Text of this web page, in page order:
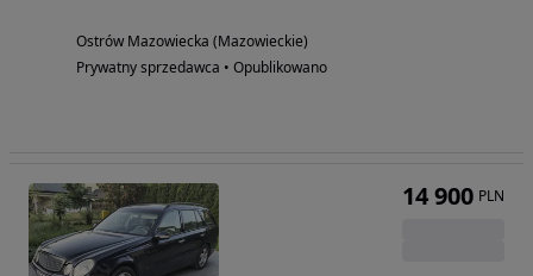
Ostrów Mazowiecka (Mazowieckie)
Prywatny sprzedawca • Opublikowano
14 900 PLN